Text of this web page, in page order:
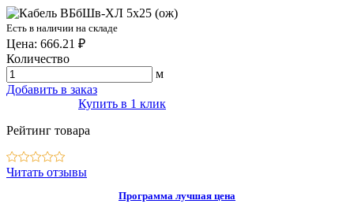
Есть в наличии на складе
Цена: 666.21 ₽
Количество
м
Добавить в заказ
Купить в 1 клик
Рейтинг товара
Читать отзывы
Программа лучшая цена